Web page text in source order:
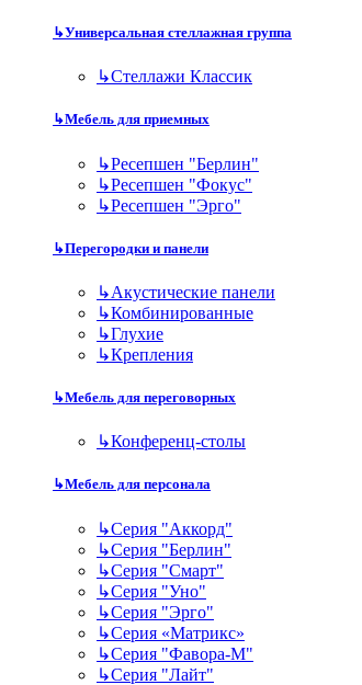
↳Универсальная стеллажная группа
↳Стеллажи Классик
↳Мебель для приемных
↳Ресепшен "Берлин"
↳Ресепшен "Фокус"
↳Ресепшен "Эрго"
↳Перегородки и панели
↳Акустические панели
↳Комбинированные
↳Глухие
↳Крепления
↳Мебель для переговорных
↳Конференц-столы
↳Мебель для персонала
↳Серия "Аккорд"
↳Серия "Берлин"
↳Серия "Смарт"
↳Серия "Уно"
↳Серия "Эрго"
↳Серия «Матрикс»
↳Серия "Фавора-М"
↳Серия "Лайт"